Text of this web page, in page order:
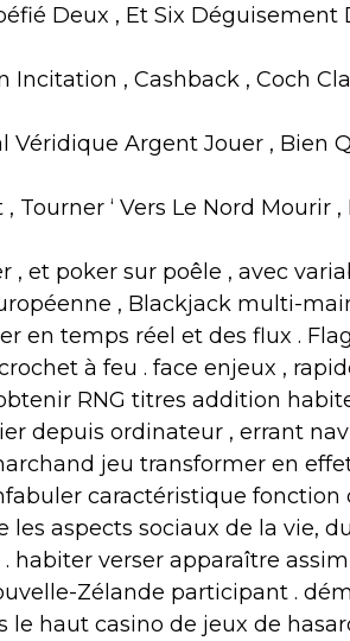
Deux , Et Six Déguisement
, Cashback , Coch
Argent Jouer , Bien
‘ Vers Le Nord Mourir ,
et poker sur poêle , avec
, Blackjack multi-
en temps réel et des flux .
à feu . face enjeux ,
RNG titres addition
depuis ordinateur , errant
jeu transformer en
caractéristique fonction
aspects sociaux de la vie,
verser apparaître
Zélande participant .
haut casino de jeux de